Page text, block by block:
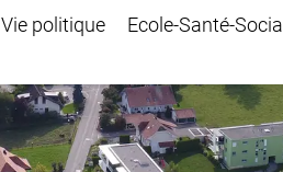
Vie politique Ecole-Santé-Social